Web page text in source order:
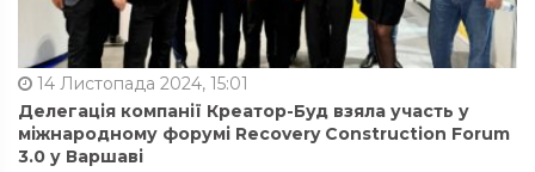
14 Листопада 2024, 15:01
Делегація компанії Креатор-Буд взяла участь у
міжнародному форумі Recovery Construction Forum
3.0 у Варшаві